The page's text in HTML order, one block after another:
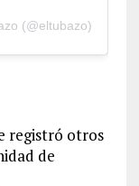
(@eltubazo)
registró otros
de